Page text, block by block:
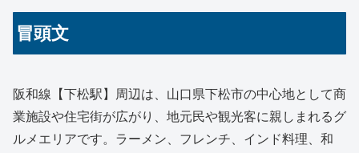
冒頭文
阪和線【下松駅】周辺は、山口県下松市の中心地として商
業施設や住宅街が広がり、地元民や観光客に親しまれるグ
ルメエリアです。ラーメン、フレンチ、インド料理、和